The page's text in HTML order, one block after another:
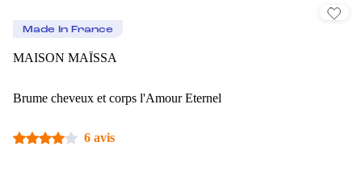
Made In France
MAISON MAÏSSA
Brume cheveux et corps l'Amour Eternel
6 avis